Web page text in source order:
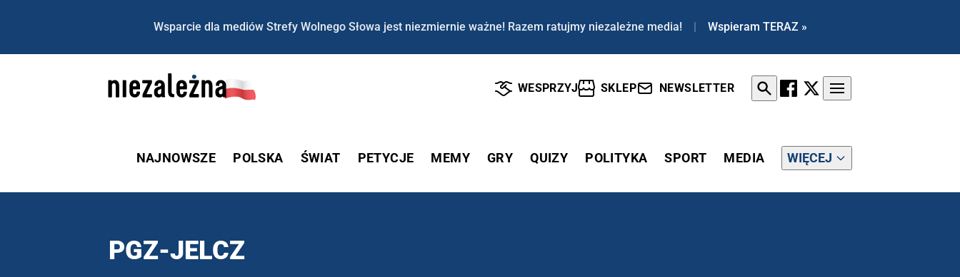
Wsparcie dla mediów Strefy Wolnego Słowa jest niezmiernie ważne! Razem ratujmy niezależne media! | Wspieram TERAZ »
WESPRZYJ SKLEP NEWSLETTER
NAJNOWSZE POLSKA ŚWIAT PETYCJE MEMY GRY QUIZY POLITYKA SPORT MEDIA WIĘCEJ
PGZ-JELCZ